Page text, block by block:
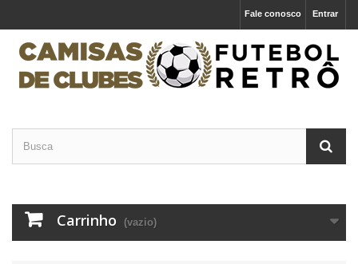
Entrar
Fale conosco
Carrinho (vazio)